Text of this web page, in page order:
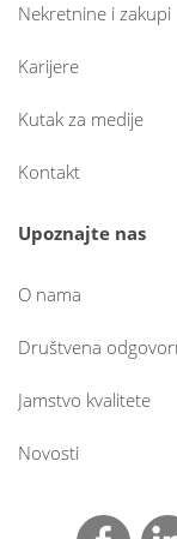
Nekretnine i zakupi
Karijere
Kutak za medije
Kontakt
Upoznajte nas
O nama
Društvena
Jamstvo kvalitete
Novosti